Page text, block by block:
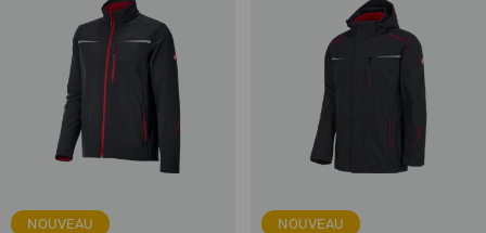
NOUVEAU NOUVEAU